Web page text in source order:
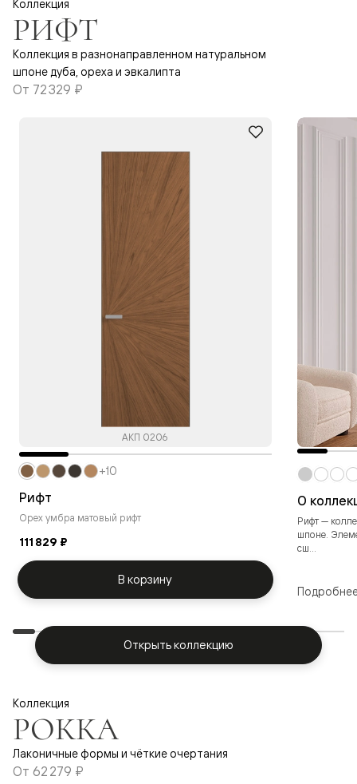
Коллекция
РИФТ
Коллекция в разнонаправленном натуральном
шпоне дуба, ореха и эвкалипта
От 72 329 ₽
АКП 0206
Рифт
Орех умбра матовый рифт
111 829 ₽
+10
В корзину
О
Рифт —
шпоне.
сш...
Открыть коллекцию
Коллекция
РОККА
Лаконичные формы и чёткие очертания
От 62 279 ₽